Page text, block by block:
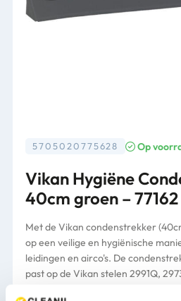
5705020775628 Op
Vikan Hygiëne
40cm groen – 77162
Met de Vikan condenstrekker
op een veilige en hygiënische
leidingen en airco's. De
past op de Vikan stelen 2991Q,